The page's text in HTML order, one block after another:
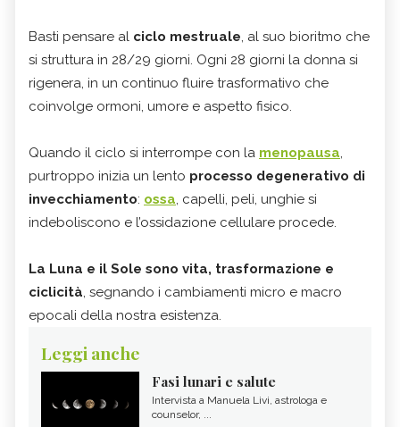
Basti pensare al ciclo mestruale, al suo bioritmo che
si struttura in 28/29 giorni. Ogni 28 giorni la donna si
rigenera, in un continuo fluire trasformativo che
coinvolge ormoni, umore e aspetto fisico.
Quando il ciclo si interrompe con la menopausa,
purtroppo inizia un lento processo degenerativo di
invecchiamento: ossa, capelli, peli, unghie si
indeboliscono e l’ossidazione cellulare procede.
La Luna e il Sole sono vita, trasformazione e
ciclicità, segnando i cambiamenti micro e macro
epocali della nostra esistenza.
Leggi anche
Fasi lunari e salute
Intervista a Manuela Livi, astrologa e
counselor, ...